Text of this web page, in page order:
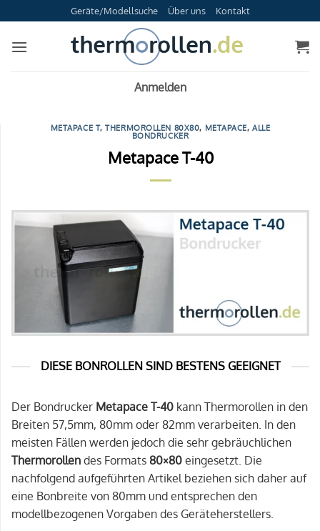
Inhalt
springen
Geräte/Modellsuche Über uns Kontakt
Anmelden
METAPACE T,THERMOROLLEN 80X80, METAPACE,ALLE
BONDRUCKER
Metapace T-40
DIESE BONROLLEN SIND BESTENS GEEIGNET
Der Bondrucker Metapace T-40 kann Thermorollen in den
Breiten 57,5mm, 80mm oder 82mm verarbeiten. In den
meisten Fällen werden jedoch die sehr gebräuchlichen
Thermorollen des Formats 80×80 eingesetzt. Die
nachfolgend aufgeführten Artikel beziehen sich daher auf
eine Bonbreite von 80mm und entsprechen den
modellbezogenen Vorgaben des Geräteherstellers.